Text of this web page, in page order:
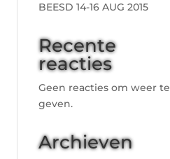
BEESD 14-16 AUG 2015
Recente
reacties
Geen reacties om weer te
geven.
Archieven